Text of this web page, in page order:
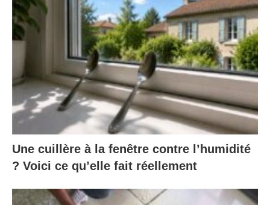
Une cuillère à la fenêtre contre l’humidité
? Voici ce qu’elle fait réellement